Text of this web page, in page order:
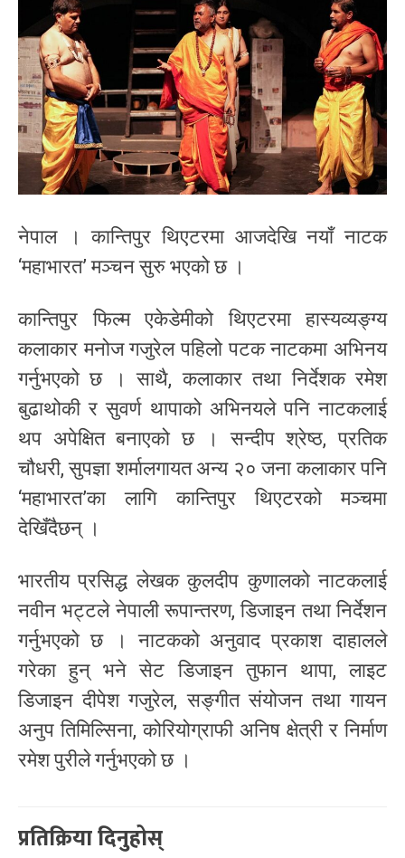
नेपाल । कान्तिपुर थिएटरमा आजदेखि नयाँ नाटक
‘महाभारत’ मञ्चन सुरु भएको छ ।
कान्तिपुर फिल्म एकेडेमीको थिएटरमा हास्यव्यङ्ग्य
कलाकार मनोज गजुरेल पहिलो पटक नाटकमा अभिनय
गर्नुभएको छ । साथै, कलाकार तथा निर्देशक रमेश
बुढाथोकी र सुवर्ण थापाको अभिनयले पनि नाटकलाई
थप अपेक्षित बनाएको छ । सन्दीप श्रेष्ठ, प्रतिक
चौधरी, सुपज्ञा शर्मालगायत अन्य २० जना कलाकार पनि
‘महाभारत’का लागि कान्तिपुर थिएटरको मञ्चमा
देखिँदैछन् ।
भारतीय प्रसिद्ध लेखक कुलदीप कुणालको नाटकलाई
नवीन भट्टले नेपाली रूपान्तरण, डिजाइन तथा निर्देशन
गर्नुभएको छ । नाटकको अनुवाद प्रकाश दाहालले
गरेका हुन् भने सेट डिजाइन तुफान थापा, लाइट
डिजाइन दीपेश गजुरेल, सङ्गीत संयोजन तथा गायन
अनुप तिमिल्सिना, कोरियोग्राफी अनिष क्षेत्री र निर्माण
रमेश पुरीले गर्नुभएको छ ।
प्रतिक्रिया दिनुहोस्